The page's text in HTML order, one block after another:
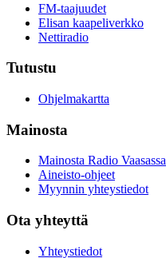
FM-taajuudet
Elisan kaapeliverkko
Nettiradio
Tutustu
Ohjelmakartta
Mainosta
Mainosta Radio Vaasassa
Aineisto-ohjeet
Myynnin yhteystiedot
Ota yhteyttä
Yhteystiedot